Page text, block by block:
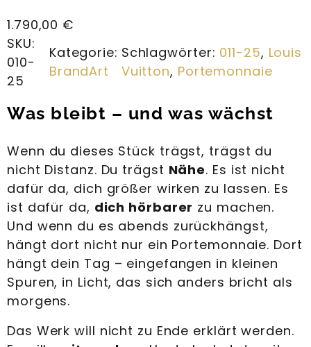
1.790,00 €
SKU:
010-
25
Kategorie:
BrandArt
Schlagwörter: 011-25, Louis
Vuitton, Portemonnaie
Was bleibt – und was wächst
Wenn du dieses Stück trägst, trägst du
nicht Distanz. Du trägst Nähe. Es ist nicht
dafür da, dich größer wirken zu lassen. Es
ist dafür da, dich hörbarer zu machen.
Und wenn du es abends zurückhängst,
hängt dort nicht nur ein Portemonnaie. Dort
hängt dein Tag – eingefangen in kleinen
Spuren, in Licht, das sich anders bricht als
morgens.
Das Werk will nicht zu Ende erklärt werden.